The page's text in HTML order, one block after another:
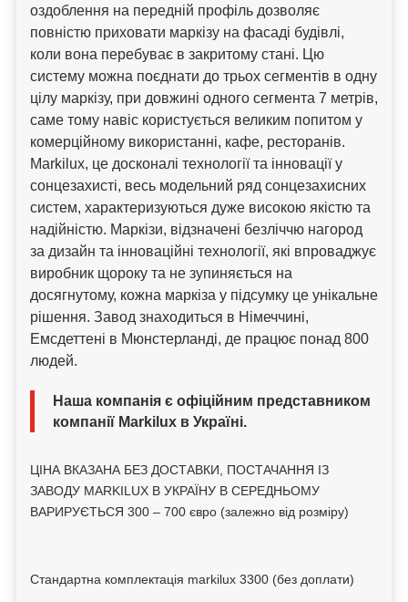
оздоблення на передній профіль дозволяє
повністю приховати маркізу на фасаді будівлі,
коли вона перебуває в закритому стані. Цю
систему можна поєднати до трьох сегментів в одну
цілу маркізу, при довжині одного сегмента 7 метрів,
саме тому навіс користується великим попитом у
комерційному використанні, кафе, ресторанів.
Markilux, це досконалі технології та інновації у
сонцезахисті, весь модельний ряд сонцезахисних
систем, характеризуються дуже високою якістю та
надійністю. Маркізи, відзначені безліччю нагород
за дизайн та інноваційні технології, які впроваджує
виробник щороку та не зупиняється на
досягнутому, кожна маркіза у підсумку це унікальне
рішення. Завод знаходиться в Німеччині,
Емсдеттені в Мюнстерланді, де працює понад 800
людей.
Наша компанія є офіційним представником
компанії Markilux в Україні.
ЦІНА ВКАЗАНА БЕЗ ДОСТАВКИ, ПОСТАЧАННЯ ІЗ
ЗАВОДУ MARKILUX В УКРАЇНУ В СЕРЕДНЬОМУ
ВАРИРУЄТЬСЯ 300 – 700 євро (залежно від розміру)
Стандартна комплектація markilux 3300 (без доплати)